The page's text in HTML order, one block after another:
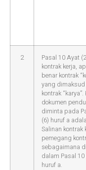
2
Pasal 10 Ayat
kontrak kerja,
benar kontrak
yang
kontrak “karya”.
dokumen
diminta pada
(6) huruf a
Salinan kontrak
pemegang
sebagaimana
dalam Pasal 10
huruf a.